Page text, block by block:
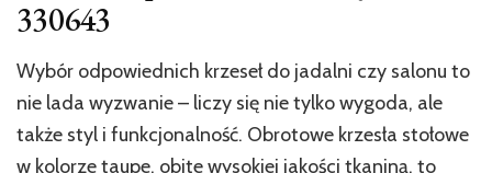
330643
Wybór odpowiednich krzeseł do jadalni czy salonu to
nie lada wyzwanie – liczy się nie tylko wygoda, ale
także styl i funkcjonalność. Obrotowe krzesła stołowe
w kolorze taupe, obite wysokiej jakości tkaniną, to